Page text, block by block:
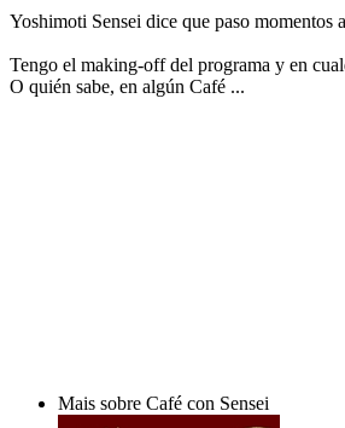
Yoshimoti Sensei dice que paso momentos
Tengo el making-off del programa y en
O quién sabe, en algún Café ...
Mais sobre Café con Sensei